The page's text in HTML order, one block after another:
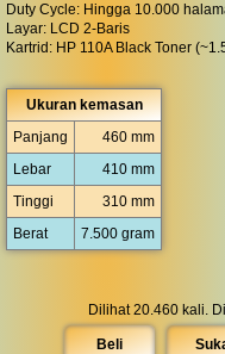
Duty Cycle: Hingga 10.000
Layar: LCD 2-Baris
Kartrid: HP 110A Black Toner
Ukuran kemasan
Panjang
460 mm
Lebar
410 mm
Tinggi
310 mm
Berat
7.500 gram
Dilihat 20.460 kali.
Beli